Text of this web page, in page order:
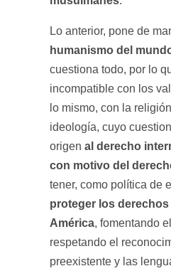
Lo anterior, pone de
humanismo del
cuestiona todo, por lo
incompatible con los
lo mismo, con la
ideología, cuyo
origen al derecho
con motivo del
tener, como política de
proteger los
América, fomentando
respetando el
preexistente y las